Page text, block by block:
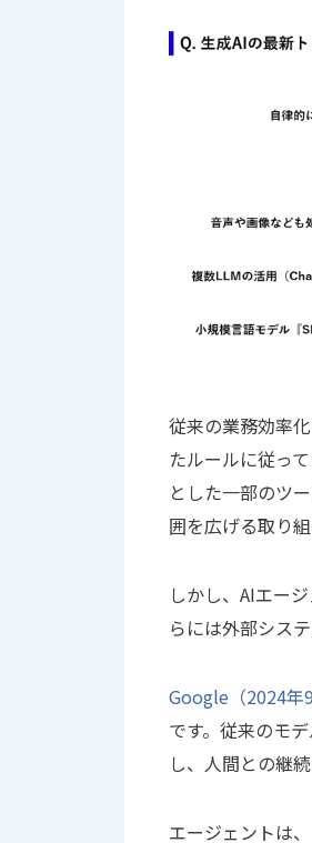
従来の業務効率
たルールに従っ
とした一部のツ
囲を広げる取り
しかし、AIエー
らには外部シス
Google（2024年
です。従来のモ
し、人間との継
エージェントは